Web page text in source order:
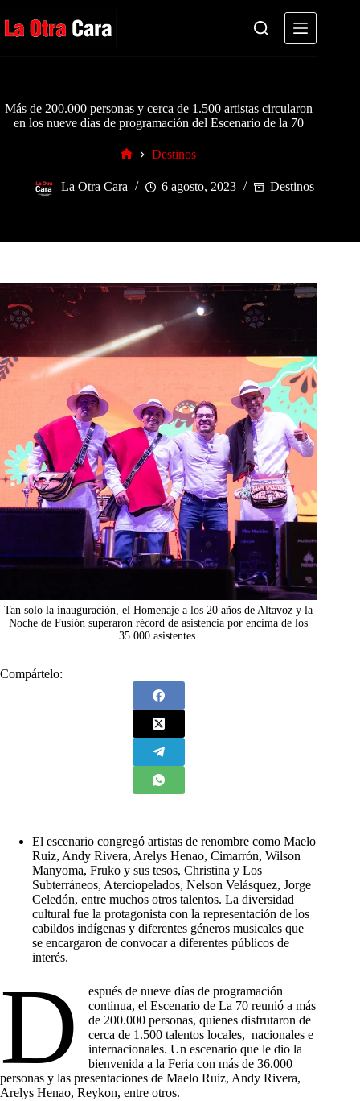
al
contenido
Más de 200.000 personas y cerca de 1.500 artistas circularon
en los nueve días de programación del Escenario de la 70
Destinos
La Otra Cara 6 agosto, 2023 Destinos
Tan solo la inauguración, el Homenaje a los 20 años de Altavoz y la
Noche de Fusión superaron récord de asistencia por encima de los
35.000 asistentes.
Compártelo:
El escenario congregó artistas de renombre como Maelo
Ruiz, Andy Rivera, Arelys Henao, Cimarrón, Wilson
Manyoma, Fruko y sus tesos, Christina y Los
Subterráneos, Aterciopelados, Nelson Velásquez, Jorge
Celedón, entre muchos otros talentos. La diversidad
cultural fue la protagonista con la representación de los
cabildos indígenas y diferentes géneros musicales que
se encargaron de convocar a diferentes públicos de
interés.
D
espués de nueve días de programación
continua, el Escenario de La 70 reunió a más
de 200.000 personas, quienes disfrutaron de
cerca de 1.500 talentos locales, nacionales e
internacionales. Un escenario que le dio la
bienvenida a la Feria con más de 36.000
personas y las presentaciones de Maelo Ruiz, Andy Rivera,
Arelys Henao, Reykon, entre otros.